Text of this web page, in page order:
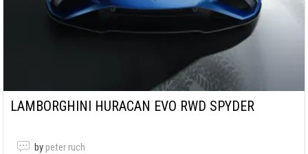
LAMBORGHINI HURACAN EVO RWD SPYDER
by peter ruch